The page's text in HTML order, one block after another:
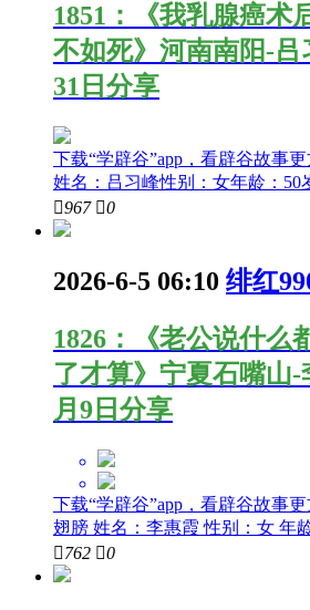
1851：《我乳腺癌术
不如死》河南南阳-吕
31日分享
下载“学辟谷”app，看辟谷故事
姓名：吕习峰性别：女年龄：50
967 0
2026-6-5 06:10 绯红
1826：《老公说什么
了才算》宁夏石嘴山-
月9日分享
下载“学辟谷”app，看辟谷故事
翅膀 姓名：李惠霞 性别：女 年
762 0